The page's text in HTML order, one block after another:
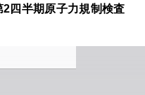
四半期原子力規制検査